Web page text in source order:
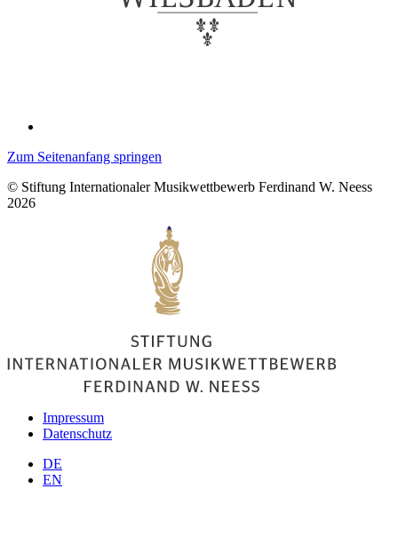
Zum Seitenanfang springen
© Stiftung Internationaler Musikwettbewerb Ferdinand W. Neess
2026
Impressum
Datenschutz
DE
EN